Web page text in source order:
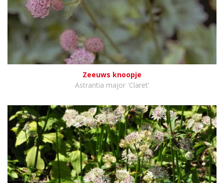
Zeeuws knoopje
Astrantia major 'Claret'